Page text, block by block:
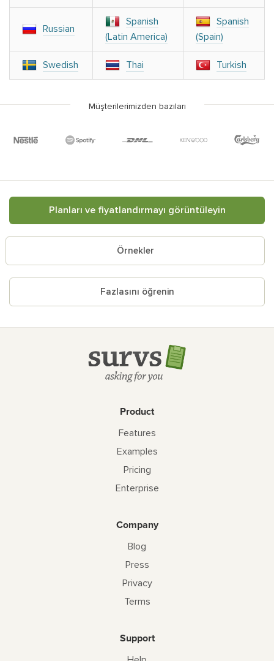
Russian
Spanish
(Latin America)
Spanish
(Spain)
Swedish Thai Turkish
Müşterilerimizden bazıları
Planları ve fiyatlandırmayı görüntüleyin
Örnekler
Fazlasını öğrenin
Product
Features
Examples
Pricing
Enterprise
Company
Blog
Press
Privacy
Terms
Support